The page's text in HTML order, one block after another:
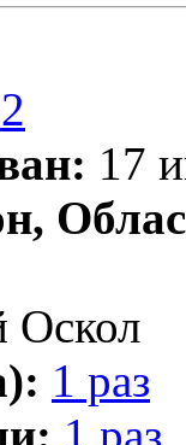
17
Оскол
1 раз